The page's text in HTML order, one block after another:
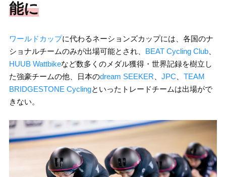
能に
ワールドカップに代わるネーションズカップには、各国のナ
ショナルチームのみが出場可能とされ、 BEAT Cycling Club、
HUUB Wattbikeなど数多くのメダル獲得・世界記録を樹立し
た強豪チームの他、日本のdream SEEKER JPC
TEAM
BRIDGESTONE Cyclingといったトレードチームは出場がで
きない。